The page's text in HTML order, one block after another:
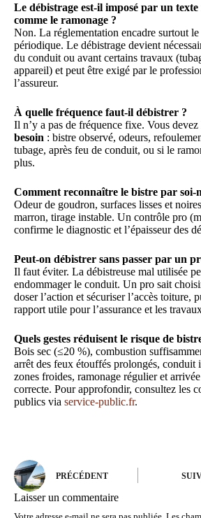
Le débistrage est-il imposé par un
comme le ramonage ?
Non. La réglementation encadre surtout le
périodique. Le débistrage devient
du conduit ou avant certains travaux
appareil) et peut être exigé par le
l’assureur.
À quelle fréquence faut-il débistrer ?
Il n’y a pas de fréquence fixe. Vous
besoin : bistre observé, odeurs,
tubage, après feu de conduit, ou si le
plus.
Comment reconnaître le bistre par soi-
Odeur de goudron, surfaces lisses et
marron, tirage instable. Un contrôle pro
confirme le diagnostic et l’épaisseur des
Peut-on débistrer sans passer par un
Il faut éviter. La débistreuse mal utilisée
endommager le conduit. Un pro sait
doser l’action et sécuriser l’accès toiture,
rapport utile pour l’assurance et les
Quels gestes réduisent le risque de
Bois sec (≤20 %), combustion
arrêt des feux étouffés prolongés, conduit
zones froides, ramonage régulier et
correcte. Pour approfondir, consultez les
publics via service-public.fr.
PRÉCÉDENT
Laisser un commentaire